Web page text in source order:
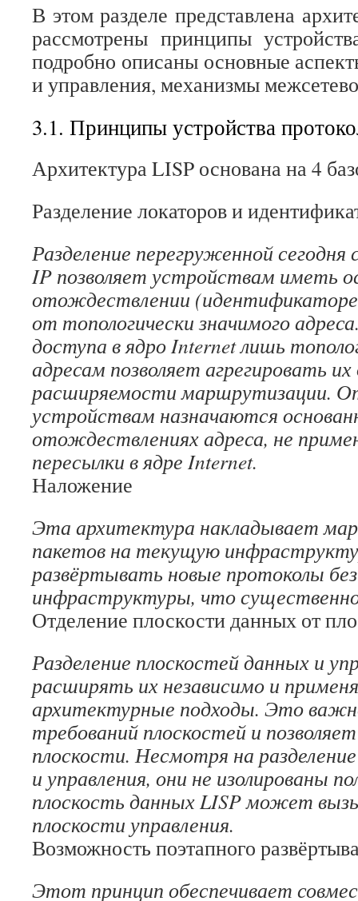
В этом разделе представлена
рассмотрены принципы
подробно описаны основные
и управления, механизмы
3.1. Принципы устройства
Архитектура LISP основана на 4
Разделение локаторов и
Разделение перегруженной сегодня
IP позволяет устройствам иметь
отождествлении
от топологически значимого
доступа в ядро Internet лишь
адресам позволяет агрегировать
расширяемости маршрутизации.
устройствам назначаются
отождествлениях адреса, не
пересылки в ядре Internet.
Наложение
Эта архитектура накладывает
пакетов на текущую
развёртывать новые протоколы
инфраструктуры, что
Отделение плоскости данных от
Разделение плоскостей данных и
расширять их независимо и
архитектурные подходы. Это
требований плоскостей и
плоскости. Несмотря на
и управления, они не изолированы
плоскость данных LISP может
плоскости управления.
Возможность поэтапного
Этот принцип обеспечивает